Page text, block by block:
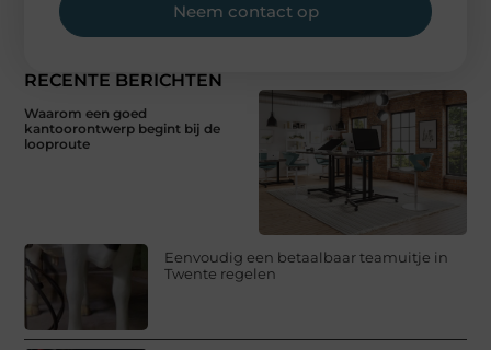
RECENTE BERICHTEN
Waarom een goed
kantoorontwerp begint bij de
looproute
Eenvoudig een betaalbaar teamuitje in
Twente regelen
Neem contact op